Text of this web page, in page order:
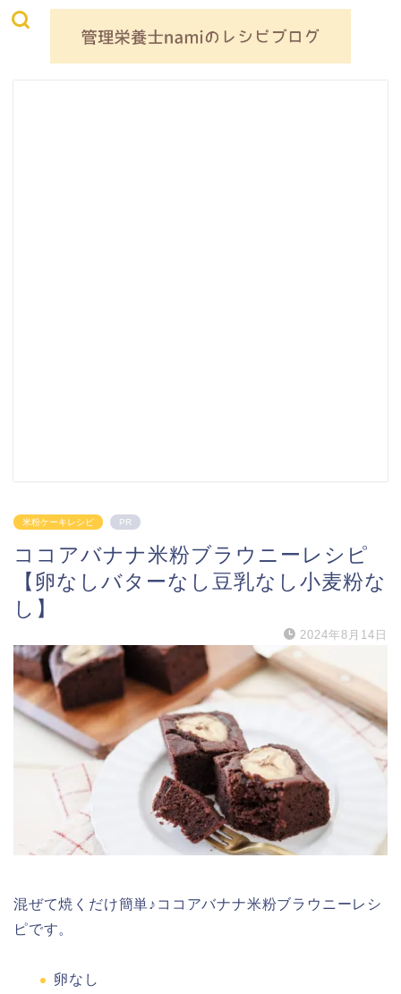
米粉ケーキレシピ PR
ココアバナナ米粉ブラウニーレシピ
【卵なしバターなし豆乳なし小麦粉な
し】
2024年8月14日
混ぜて焼くだけ簡単♪ココアバナナ米粉ブラウニーレシ
ピです。
卵なし